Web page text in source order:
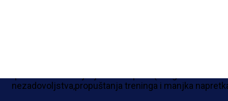
nezadovoljstva,propuštanja treninga i manjka